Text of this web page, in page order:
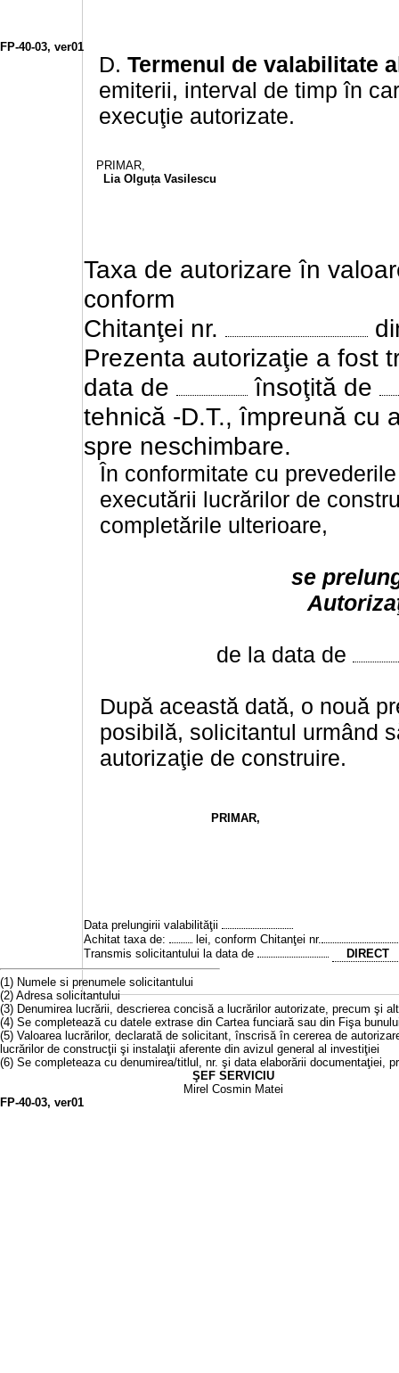
FP-40-03, ver01
D. Termenul de valabilitate
emiterii, interval de timp în
execuţie autorizate.
PRIMAR,
Lia Olguța Vasilescu
Taxa de autorizare în
conform
Chitanţei nr.
Prezenta autorizaţie a fost
data de
însoţită de
tehnică -D.T., împreună cu
spre neschimbare.
În conformitate cu
executării lucrărilor de
completările ulterioare,
se
de la data de
După această dată, o nouă
posibilă, solicitantul urmând
autorizaţie de construire.
PRIMAR,
Data prelungirii valabilităţii
Achitat taxa de:
lei, conform Chitanţei nr.
Transmis solicitantului la data de
DIRECT
(1) Numele si prenumele solicitantului
(2) Adresa solicitantului
(3) Denumirea lucrării, descrierea concisă a lucrărilor autorizate, precum şi
(4) Se completează cu datele extrase din Cartea funciară sau din Fişa
(5) Valoarea lucrărilor, declarată de solicitant, înscrisă în cererea de
lucrărilor de construcţii şi instalaţii aferente din avizul general al investiţiei
(6) Se completeaza cu denumirea/titlul, nr. şi data elaborării documentaţiei,
ŞEF SERVICIU
Mirel Cosmin Matei
FP-40-03, ver01